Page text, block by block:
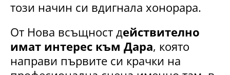
този начин си вдигнала хонорара.
От Нова всъщност действително
имат интерес към Дара, която
направи първите си крачки на